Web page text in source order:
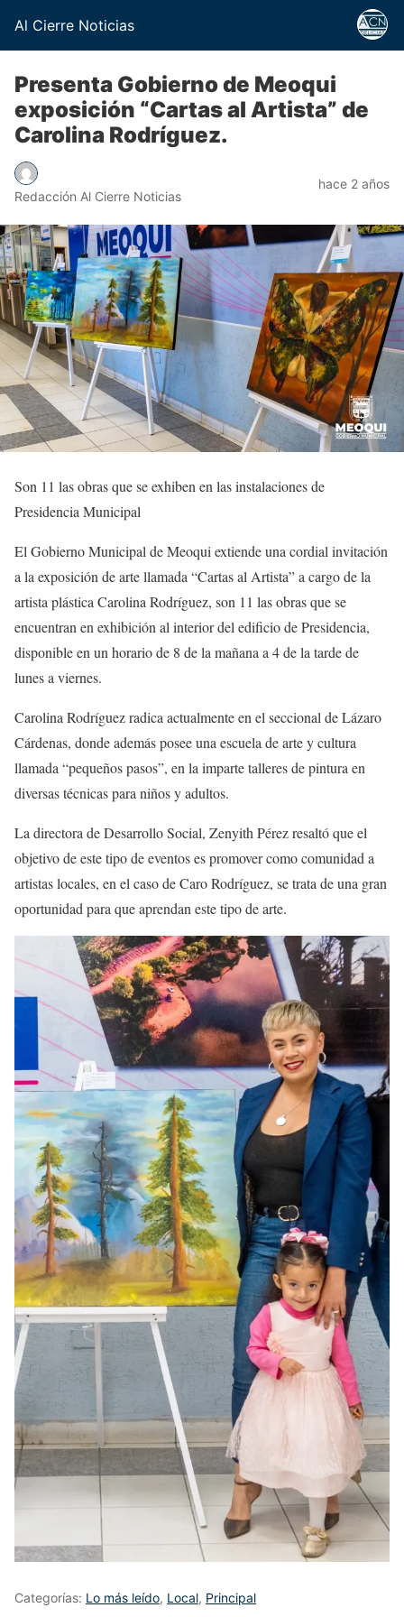
Al Cierre Noticias
Presenta Gobierno de Meoqui
exposición “Cartas al Artista” de
Carolina Rodríguez.
Redacción Al Cierre Noticias
hace 2 años
Son 11 las obras que se exhiben en las instalaciones de
Presidencia Municipal
El Gobierno Municipal de Meoqui extiende una cordial invitación
a la exposición de arte llamada “Cartas al Artista” a cargo de la
artista plástica Carolina Rodríguez, son 11 las obras que se
encuentran en exhibición al interior del edificio de Presidencia,
disponible en un horario de 8 de la mañana a 4 de la tarde de
lunes a viernes.
Carolina Rodríguez radica actualmente en el seccional de Lázaro
Cárdenas, donde además posee una escuela de arte y cultura
llamada “pequeños pasos”, en la imparte talleres de pintura en
diversas técnicas para niños y adultos.
La directora de Desarrollo Social, Zenyith Pérez resaltó que el
objetivo de este tipo de eventos es promover como comunidad a
artistas locales, en el caso de Caro Rodríguez, se trata de una gran
oportunidad para que aprendan este tipo de arte.
Categorías: Lo más leído, Local, Principal